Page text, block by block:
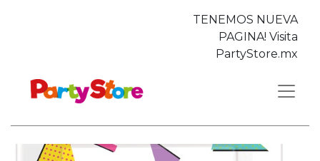
TENEMOS NUEVA
PAGINA! Visita
PartyStore.mx